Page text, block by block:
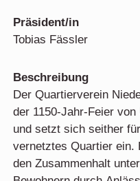
Präsident/in
Tobias Fässler
Beschreibung
Der Quartierverein
der 1150-Jahr-Feier
und setzt sich seither
vernetztes Quartier ein.
den Zusammenhalt